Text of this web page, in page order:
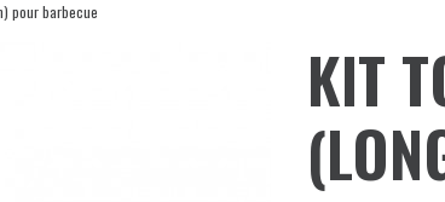
Accessoires Barbecue
PROMOS DU MOMENTBarbecues Charbon
Grilles de Cuisson
Cuve et Couvercle
Moteur et Soufflerie
pour barbecue
KIT